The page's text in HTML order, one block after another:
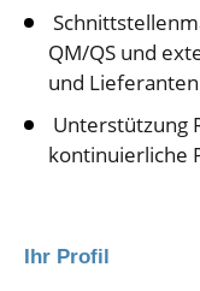
QM/QS und
und
Unterstützung
kontinuierliche
Ihr Profil